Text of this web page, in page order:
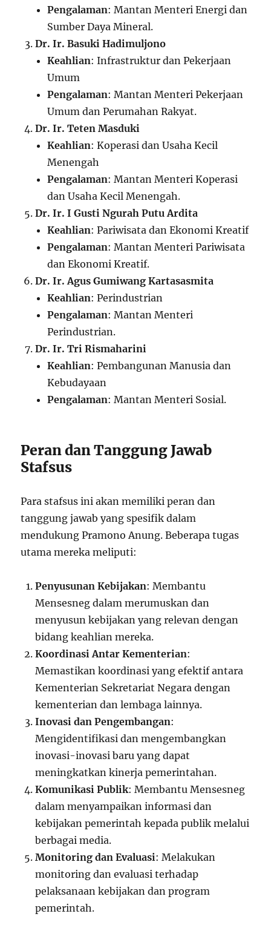
Pengalaman: Mantan Menteri Energi dan
Sumber Daya Mineral.
Dr. Ir. Basuki Hadimuljono
Keahlian: Infrastruktur dan Pekerjaan
Umum
Pengalaman: Mantan Menteri Pekerjaan
Umum dan Perumahan Rakyat.
Dr. Ir. Teten Masduki
Keahlian: Koperasi dan Usaha Kecil
Menengah
Pengalaman: Mantan Menteri Koperasi
dan Usaha Kecil Menengah.
Dr. Ir. I Gusti Ngurah Putu Ardita
Keahlian: Pariwisata dan Ekonomi Kreatif
Pengalaman: Mantan Menteri Pariwisata
dan Ekonomi Kreatif.
Dr. Ir. Agus Gumiwang Kartasasmita
Keahlian: Perindustrian
Pengalaman: Mantan Menteri
Perindustrian.
Dr. Ir. Tri Rismaharini
Keahlian: Pembangunan Manusia dan
Kebudayaan
Pengalaman: Mantan Menteri Sosial.
Peran dan Tanggung Jawab
Stafsus
Para stafsus ini akan memiliki peran dan
tanggung jawab yang spesifik dalam
mendukung Pramono Anung. Beberapa tugas
utama mereka meliputi:
Penyusunan Kebijakan: Membantu
Mensesneg dalam merumuskan dan
menyusun kebijakan yang relevan dengan
bidang keahlian mereka.
Koordinasi Antar Kementerian:
Memastikan koordinasi yang efektif antara
Kementerian Sekretariat Negara dengan
kementerian dan lembaga lainnya.
Inovasi dan Pengembangan:
Mengidentifikasi dan mengembangkan
inovasi-inovasi baru yang dapat
meningkatkan kinerja pemerintahan.
Komunikasi Publik: Membantu Mensesneg
dalam menyampaikan informasi dan
kebijakan pemerintah kepada publik melalui
berbagai media.
Monitoring dan Evaluasi: Melakukan
monitoring dan evaluasi terhadap
pelaksanaan kebijakan dan program
pemerintah.